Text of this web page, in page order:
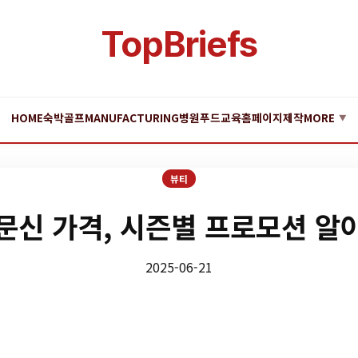
TopBriefs
HOME숙박골프MANUFACTURING병원푸드교육홈페이지제작MORE ▼
뷰티
신 가격, 시즌별 프로모션 알
2025-06-21